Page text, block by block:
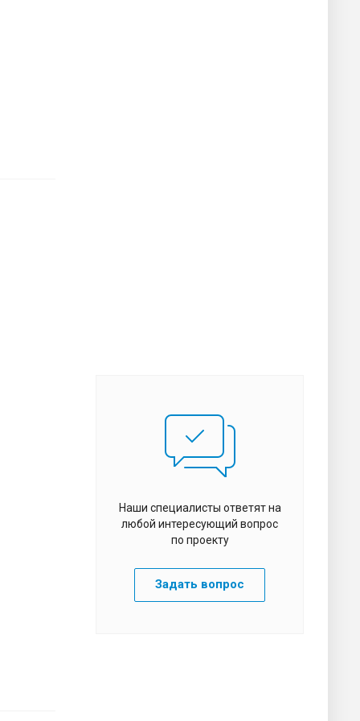
Наши специалисты ответят на
любой интересующий вопрос
по проекту
Задать вопрос